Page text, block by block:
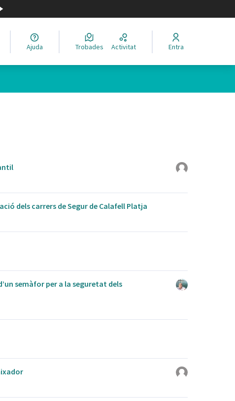
Elegir el idioma
Ajuda Trobades Activitat Entra
dels carrers de Segur de Calafell Platja
semàfor per a la seguretat dels